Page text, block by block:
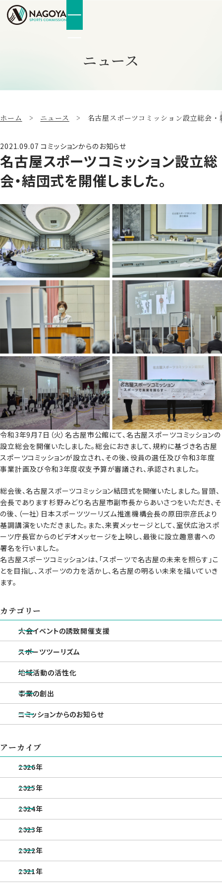
ニュース
ホーム ニュース 名古屋スポーツコミッション設立総会
2021.09.07 コミッションからのお知らせ
名古屋スポーツコミッション設立総
会・結団式を開催しました。
令和3年9月7日（火）名古屋市公館にて、名古屋スポーツコミッションの
設立総会を開催いたしました。総会におきまして、規約に基づき名古屋
スポーツコミッションが設立され、その後、役員の選任及び令和3年度
事業計画及び令和3年度収支予算が審議され、承認されました。
総会後、名古屋スポーツコミッション結団式を開催いたしました。冒頭、
会長であります杉野みどり名古屋市副市長からあいさつをいただき、そ
の後、（一社）日本スポーツツーリズム推進機構会長の原田宗彦氏より
基調講演をいただきました。また、来賓メッセージとして、室伏広治スポ
ーツ庁長官からのビデオメッセージを上映し、最後に設立趣意書への
署名を行いました。
名古屋スポーツコミッションは、「スポーツで名古屋の未来を照らす」こ
とを目指し、スポーツの力を活かし、名古屋の明るい未来を描いていき
ます。
カテゴリー
大会イベントの誘致開催支援
スポーツツーリズム
地域活動の活性化
事業の創出
コミッションからのお知らせ
アーカイブ
2026年
2025年
2024年
2023年
2022年
2021年